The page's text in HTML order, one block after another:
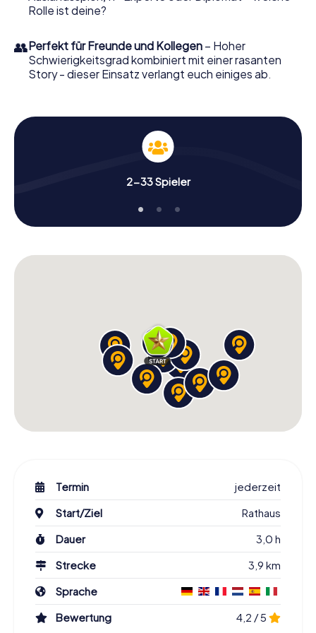
Rolle ist deine?
👥Perfekt für Freunde und Kollegen – Hoher
Schwierigkeitsgrad kombiniert mit einer rasanten
Story - dieser Einsatz verlangt euch einiges ab.
2-33 Spieler
Termin
jederzeit
Start/Ziel
Rathaus
Dauer
3,0 h
Strecke
3,9 km
Sprache
Bewertung
4,2 / 5